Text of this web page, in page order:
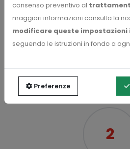
1.
tecnica
2
consenso preventivo al
maggiori informazioni consulta la
modificare queste impostazioni
seguendo le istruzioni in fondo a
Preferenze